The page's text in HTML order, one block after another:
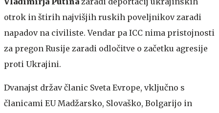
otrok in štirih najvišjih ruskih poveljnikov zaradi
napadov na civiliste. Vendar pa ICC nima pristojnosti
za pregon Rusije zaradi odločitve o začetku agresije
proti Ukrajini.
Dvanajst držav članic Sveta Evrope, vključno s
članicami EU Madžarsko, Slovaško, Bolgarijo in